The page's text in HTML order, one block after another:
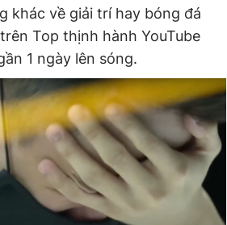
khác về giải trí hay bóng đá
Top thịnh hành YouTube
1 ngày lên sóng.